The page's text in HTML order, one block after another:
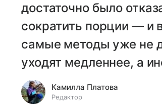
достаточно было
сократить порции — и
самые методы уже не
уходят медленнее, а
Камилла Платова
Редактор